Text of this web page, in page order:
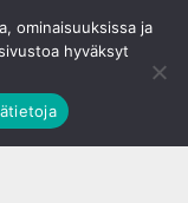
ominaisuuksissa ja
hyväksyt